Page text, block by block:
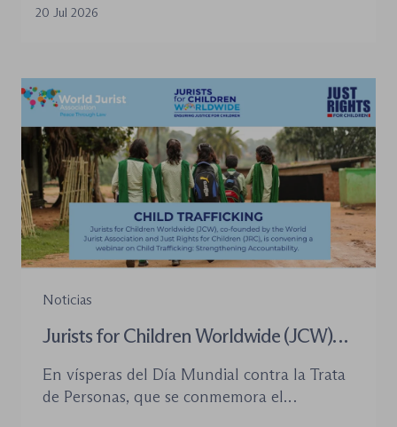
aprobadas en los últimos años no han
tramitación de los procedimientos como en
la organización de los órganos […]
20 Jul 2026
Noticias
Jurists for Children Worldwide (JCW)
para combatir la trata de menores y
defender el Estado de Derecho
En vísperas del Día Mundial contra la Trata
de Personas, que se conmemora el